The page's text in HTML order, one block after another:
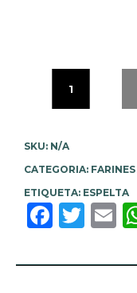
SKU: N/A
CATEGORIA:
ETIQUETA: ESPELTA